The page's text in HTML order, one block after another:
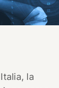
la